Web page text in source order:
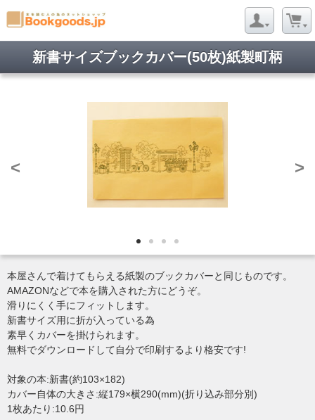
新書サイズブックカバー(50枚)紙製町柄
< >
本屋さんで着けてもらえる紙製のブックカバーと同じものです。
AMAZONなどで本を購入された方にどうぞ。
滑りにくく手にフィットします。
新書サイズ用に折が入っている為
素早くカバーを掛けられます。
無料でダウンロードして自分で印刷するより格安です!
対象の本:新書(約103×182)
カバー自体の大きさ:縦179×横290(mm)(折り込み部分別)
1枚あたり:10.6円